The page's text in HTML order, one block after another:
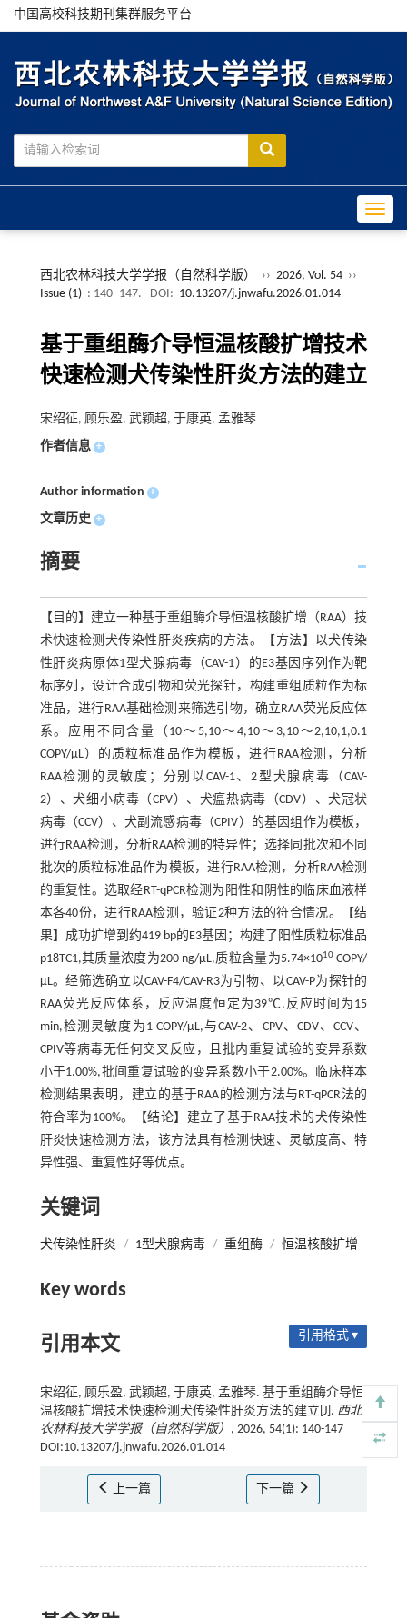
中国高校科技期刊集群服务平台
西北农林科技大学学报（自然科学版） ›› 2026, Vol. 54 ››
Issue (1) : 140 -147. DOI: 10.13207/j.jnwafu.2026.01.014
基于重组酶介导恒温核酸扩增技术
快速检测犬传染性肝炎方法的建立
宋绍征, 顾乐盈, 武颖超, 于康英, 孟雅琴
作者信息 +
Author information +
文章历史 +
摘要
【目的】建立一种基于重组酶介导恒温核酸扩增（RAA）技
术快速检测犬传染性肝炎疾病的方法。【方法】以犬传染
性肝炎病原体1型犬腺病毒（CAV-1）的E3基因序列作为靶
标序列，设计合成引物和荧光探针，构建重组质粒作为标
准品，进行RAA基础检测来筛选引物，确立RAA荧光反应体
系。应用不同含量（10～5,10～4,10～3,10～2,10,1,0.1
COPY/μL）的质粒标准品作为模板，进行RAA检测，分析
RAA检测的灵敏度；分别以CAV-1、2型犬腺病毒（CAV-
2）、犬细小病毒（CPV）、犬瘟热病毒（CDV）、犬冠状
病毒（CCV）、犬副流感病毒（CPIV）的基因组作为模板，
进行RAA检测，分析RAA检测的特异性；选择同批次和不同
批次的质粒标准品作为模板，进行RAA检测，分析RAA检测
的重复性。选取经RT-qPCR检测为阳性和阴性的临床血液样
本各40份，进行RAA检测，验证2种方法的符合情况。【结
果】成功扩增到约419 bp的E3基因；构建了阳性质粒标准品
p18TC1,其质量浓度为200 ng/μL,质粒含量为5.74×1010 COPY/
μL。经筛选确立以CAV-F4/CAV-R3为引物、以CAV-P为探针的
RAA荧光反应体系，反应温度恒定为39℃,反应时间为15
min,检测灵敏度为1 COPY/μL,与CAV-2、CPV、CDV、CCV、
CPIV等病毒无任何交叉反应，且批内重复试验的变异系数
小于1.00%,批间重复试验的变异系数小于2.00%。临床样本
检测结果表明，建立的基于RAA的检测方法与RT-qPCR法的
符合率为100%。【结论】建立了基于RAA技术的犬传染性
肝炎快速检测方法，该方法具有检测快速、灵敏度高、特
异性强、重复性好等优点。
关键词
犬传染性肝炎 / 1型犬腺病毒 / 重组酶 / 恒温核酸扩增
Key words
引用本文 引用格式 ▾
宋绍征, 顾乐盈, 武颖超, 于康英, 孟雅琴. 基于重组酶介导恒
温核酸扩增技术快速检测犬传染性肝炎方法的建立[J]. 西北
农林科技大学学报（自然科学版） , 2026, 54(1): 140-147
DOI:10.13207/j.jnwafu.2026.01.014
上一篇 下一篇